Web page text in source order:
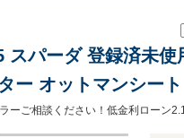
スパーダ 登録済未
ー オットマンシー
ライト バックカメ